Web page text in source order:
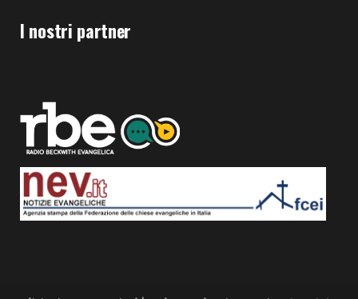
I nostri partner